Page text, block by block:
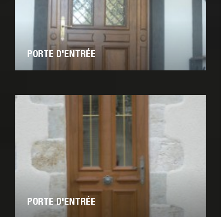
PORTE D'ENTRÉE
PORTE D'ENTRÉE